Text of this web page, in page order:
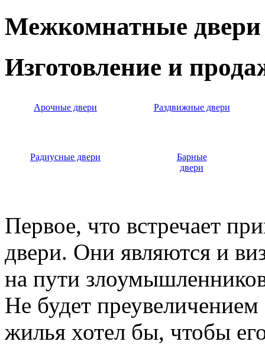
Межкомнатные двери
Изготовление и
Арочные двери Раздвижные двери
Радиусные двери
Барные
двери
Первое, что встречает
двери. Они являются и
на пути
Не будет
жилья хотел бы, чтобы